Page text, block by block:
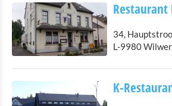
Restaurant
34,
L-9980
K-